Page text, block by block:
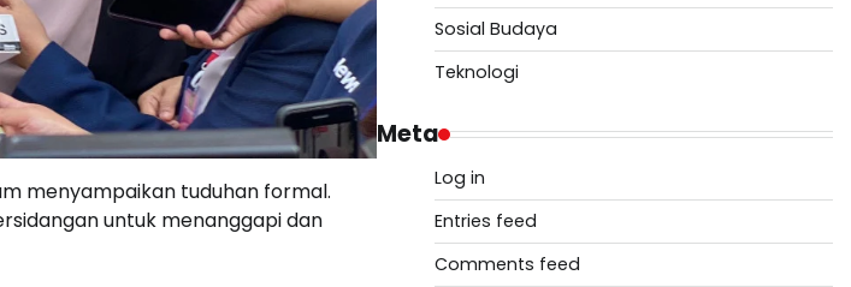
menyampaikan tuduhan formal.
untuk menanggapi dan
Sosial Budaya
Teknologi
Meta
Log in
Entries feed
Comments feed